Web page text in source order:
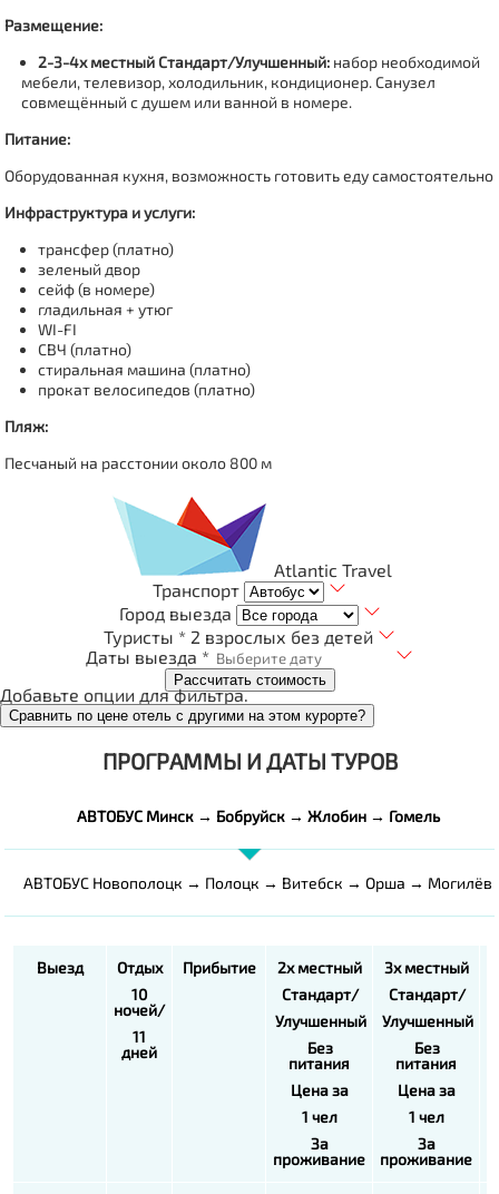
Размещение:
2-3-4х местныйСтандарт/Улучшенный: набор необходимой
мебели, телевизор, холодильник, кондиционер. Санузел
совмещённый с душем или ванной в номере.
Питание:
Оборудованная кухня, возможность готовить еду самостоятельно
Инфраструктура и услуги:
трансфер (платно)
зеленый двор
сейф (в номере)
гладильная + утюг
WI-FI
СВЧ (платно)
стиральная машина (платно)
прокат велосипедов (платно)
Пляж:
Песчаный на расстонии около 800 м
Atlantic Travel
Транспорт
Город выезда
Туристы * 2 взрослых без детей
Даты выезда *
Рассчитать стоимость
Добавьте опции для фильтра.
Сравнить по цене отель с другими на этом курорте?
ПРОГРАММЫ И ДАТЫ ТУРОВ
АВТОБУС Минск → Бобруйск → Жлобин → Гомель
АВТОБУС Новополоцк → Полоцк → Витебск → Орша → Могилёв
Выезд
Отдых
10
ночей/
11
дней
Прибытие
2х местный
Стандарт/
Улучшенный
Без
питания
Цена за
1 чел
За
проживание
3х местный
Стандарт/
Улучшенный
Без
питания
Цена за
1 чел
За
проживание